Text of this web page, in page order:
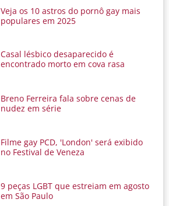
Veja os 10 astros do pornô gay mais
populares em 2025
Casal lésbico desaparecido é
encontrado morto em cova rasa
Breno Ferreira fala sobre cenas de
nudez em série
Filme gay PCD, 'London' será exibido
no Festival de Veneza
9 peças LGBT que estreiam em agosto
em São Paulo